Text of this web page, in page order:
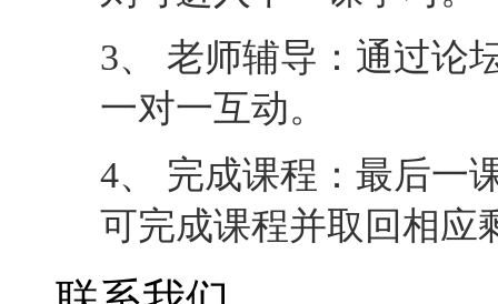
3、 老师辅导：通过论
一对一互动。
4、 完成课程：最后一
可完成课程并取回相应